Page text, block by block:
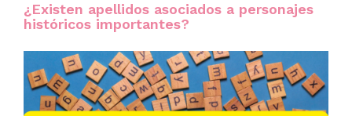
¿Existen apellidos asociados a personajes
históricos importantes?